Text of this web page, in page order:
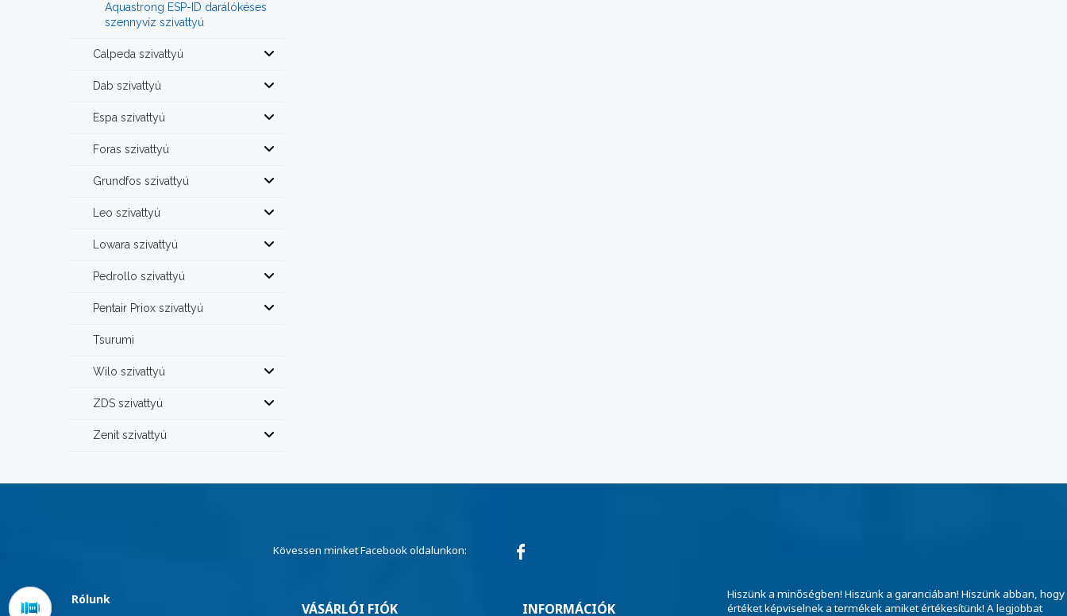
Aquastrong ESP-ID darálókéses
szennyvíz szivattyú
Calpeda szivattyú
Dab szivattyú
Espa szivattyú
Foras szivattyú
Grundfos szivattyú
Leo szivattyú
Lowara szivattyú
Pedrollo szivattyú
Pentair Priox szivattyú
Tsurumi
Wilo szivattyú
ZDS szivattyú
Zenit szivattyú
Kövessen minket Facebook oldalunkon:
Rólunk
VÁSÁRLÓI FIÓK INFORMÁCIÓK
Hiszünk a minőségben! Hiszünk a garanciában! Hiszünk abban, hogy
értéket képviselnek a termékek amiket értékesítünk! A legjobbat